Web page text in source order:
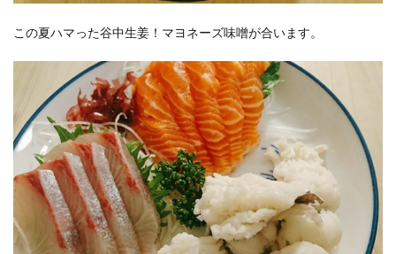
この夏ハマった谷中生姜！マヨネーズ味噌が合います。